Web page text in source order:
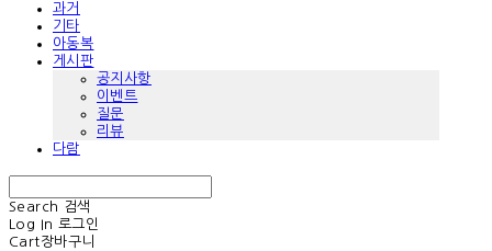
과거
기타
아동복
게시판
공지사항
이벤트
질문
리뷰
다람
Search
검색
Log In 로그인
Cart장바구니